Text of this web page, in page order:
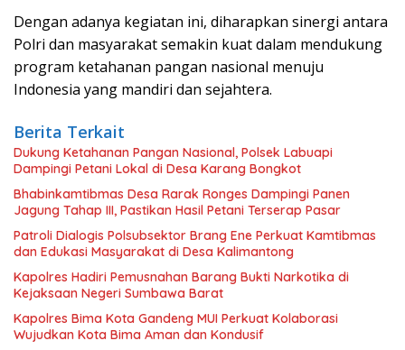
Dengan adanya kegiatan ini, diharapkan sinergi antara
Polri dan masyarakat semakin kuat dalam mendukung
program ketahanan pangan nasional menuju
Indonesia yang mandiri dan sejahtera.
Berita Terkait
Dukung Ketahanan Pangan Nasional, Polsek Labuapi
Dampingi Petani Lokal di Desa Karang Bongkot
Bhabinkamtibmas Desa Rarak Ronges Dampingi Panen
Jagung Tahap III, Pastikan Hasil Petani Terserap Pasar
Patroli Dialogis Polsubsektor Brang Ene Perkuat Kamtibmas
dan Edukasi Masyarakat di Desa Kalimantong
Kapolres Hadiri Pemusnahan Barang Bukti Narkotika di
Kejaksaan Negeri Sumbawa Barat
Kapolres Bima Kota Gandeng MUI Perkuat Kolaborasi
Wujudkan Kota Bima Aman dan Kondusif